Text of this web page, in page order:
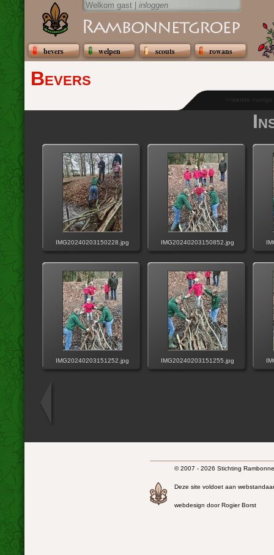
Welkom gast | inloggen
bevers welpen scouts rowans
Bevers
<<eerste <vorige
IMG20240203150228.jpg IMG20240203150852.jpg
IMG20240203151252.jpg IMG20240203151255.jpg
© 2007 - 2026 Stichting
Deze site voldoet aan
webdesign door Rogier Borst